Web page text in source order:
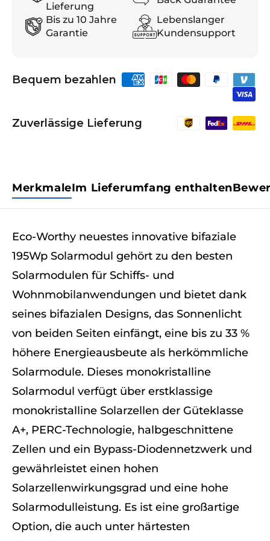
Lieferung
Bis zu 10 Jahre
Garantie
Lebenslanger
Kundensupport
Bequem bezahlen
Zuverlässige Lieferung
MerkmaleIm Lieferumfang enthalten
Eco-Worthy neuestes innovative bifaziale
195Wp Solarmodul gehört zu den besten
Solarmodulen für Schiffs- und
Wohnmobilanwendungen und bietet dank
seines bifazialen Designs, das Sonnenlicht
von beiden Seiten einfängt, eine bis zu 33 %
höhere Energieausbeute als herkömmliche
Solarmodule. Dieses monokristalline
Solarmodul verfügt über erstklassige
monokristalline Solarzellen der Güteklasse
A+, PERC-Technologie, halbgeschnittene
Zellen und ein Bypass-Diodennetzwerk und
gewährleistet einen hohen
Solarzellenwirkungsgrad und eine hohe
Solarmodulleistung. Es ist eine großartige
Option, die auch unter härtesten